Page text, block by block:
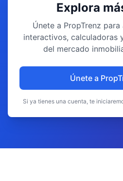
Explora
Únete a PropTrenz
interactivos, calculadoras
del mercado
Únete a
Si ya tienes una cuenta, te